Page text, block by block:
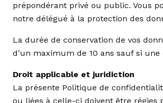
prépondérant privé ou public. Vous
notre délégué à la protection des
La durée de conservation de vos
d’un maximum de 10 ans sauf si
Droit applicable et juridiction
La présente Politique de
ou liées à celle-ci doivent être